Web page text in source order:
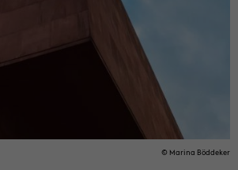
© Ma­ri­na Böd­de­ker